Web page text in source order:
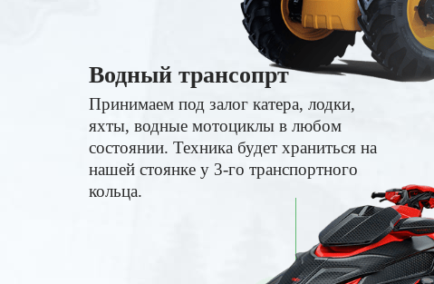
Водный трансопрт
Принимаем под залог катера, лодки,
яхты, водные мотоциклы в любом
состоянии. Техника будет храниться на
нашей стоянке у 3-го транспортного
кольца.